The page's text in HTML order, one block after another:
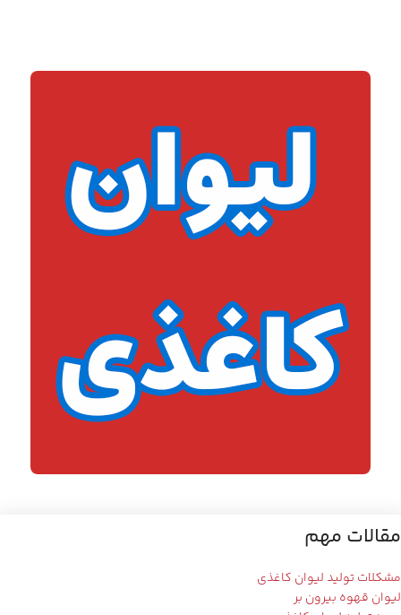
مقالات مهم
مشکلات تولید لیوان کاغذی
لیوان قهوه بیرون بر